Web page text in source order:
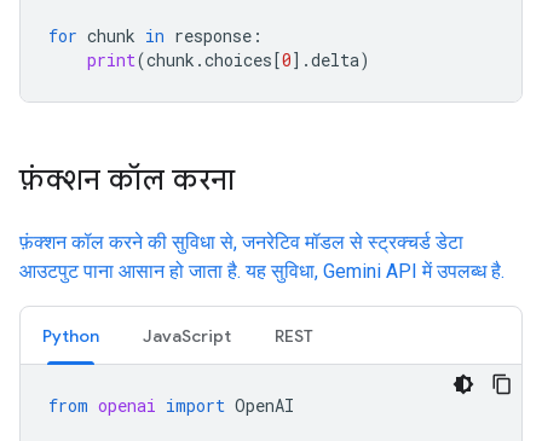
for chunk in response :
print(chunk .choices[0] .delta)
फ़ंक्शन कॉल करना
फ़ंक्शन कॉल करने की सुविधा से, जनरेटिव मॉडल से स्ट्रक्चर्ड डेटा
आउटपुट पाना आसान हो जाता है. यह सुविधा, Gemini API में उपलब्ध है.
Python JavaScript REST
from openai import OpenAI